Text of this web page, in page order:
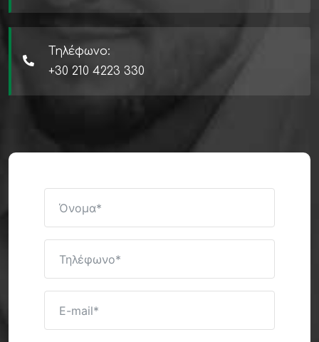
Τηλέφωνο:
+30 210 4223 330